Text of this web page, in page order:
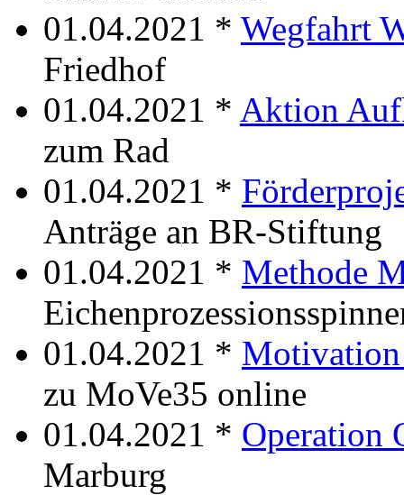
01.04.2021 * Wegfahrt
Friedhof
01.04.2021 * Aktion
zum Rad
01.04.2021 *
Anträge an BR-Stiftung
01.04.2021 * Methode
01.04.2021 *
zu MoVe35 online
01.04.2021 * Operation
Marburg